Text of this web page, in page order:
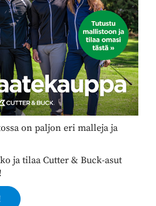
on paljon eri malleja ja
ja tilaa Cutter & Buck-asut